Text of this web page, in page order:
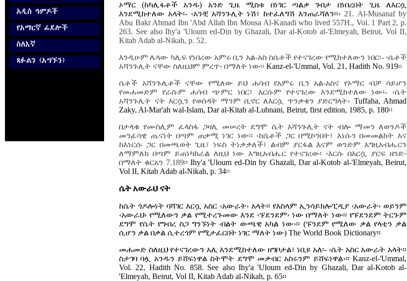
ኦማር (ከካሊፋቶች አንዱ) አንድ ጊዜ ሚስቱ በነገር ጣልቃ ገብታ በነበረበት ጊዜ ለእርሷ
እንደሚከተለው አላት፡- ‹አንቺ አሻንጉሊት ነሽ፣ ከተፈለግሽ እንጠራሻለን፡፡› 21. Al-Musanaf by
Abu Bakr Ahmad Ibn 'Abd Allah Ibn Mousa Al-Kanadi who lived 557H., Vol. 1 Part 2, p.
263. See also Ihy'a 'Uloum ed-Din by Ghazali, Dar al-Kotob al-'Elmeyah, Beirut, Vol II,
Kitab Adab al-Nikah, p. 52.
እንዲሁም ሌላው ካሊፍ የነበረው አምሩ ቢን አል-አስ ስሴቶች የተናገረው የሚከተለውን ነበር፡- ‹ሴቶች
አሻንጉሊት ናቸው ስለዚህም ምረጥ› በማለት ነው፡፡ Kanz-el-'Ummal, Vol. 21, Hadith No. 919፡፡
ሴቶች አሻንጉሊቶች ናቸው የሚለው ይህ ሐሳብ የአምሩ ቢን አል-አስና የኦማር ብቻ ሳይሆን
የመሐመድም የራሱም ሐሳብ ጭምር ነበር፣ እርሱም የተናገረው እንደሚከተለው ነው፡- ‹ሴት
አሻንጉሊት ናት እርሷን የወሰዳት ማንም ቢኖር ለእርሷ ጥንቃቄን ያድርግላት› Tuffaha, Ahmad
Zaky, Al-Mar'ah wal-Islam, Dar al-Kitab al-Lubnani, Beirut, first edition, 1985, p. 180፡፡
በታላቁ የሙስሊም ፈላስፋ ጋዛሊ መሠረት ደግሞ ሴት አሻንጉሊት ናት ብሎ ማመን ለወንዶች
መንፈሳዊ ጤናነት በጣም ጠቃሚ ነገር ነው፡፡ ‹ከሴቶች ጋር በሚኮንበት፣ እነሱን በመመልከት እና
ከእነርሱ ጋር በመጫወት ጊዜ፣ ነፍስ ትነቃቃለች፣ ልብም ያርፋል እናም ወንድም እግዚአብሔርን
ለማምለክ በጣም ይጠነካከራል ለዚህ ነው እግዚአብሔር የተናገረው፡ ‹እርሱ በእርሷ ያርፍ ዘንድ›
በማለት ቁርአን 7.189፡፡Ihy'a 'Uloum ed-Din by Ghazali, Dar al-Kotob al-'Elmeyah, Beirut,
Vol II, Kitab Adab al-Nikah, p. 34፡፡
ሴት አውራህ ናት
ከሴት ጎዶሎነት ባሻገር እርሷ አስር ‹አውራት› አላት፡፡ የእስላም ኢንሳይክሎፒዲያ ‹አውራት› ወይንም
‹አውራህ› የሚለውን ቃል የሚተረጉመው እንደ ‹ፑደንደም› ነው በማለት ነው፡፡ የፑደንደም ትርጉም
ደግሞ የሴት የግብረ ስጋ ግንኙነት ብልት ውጫዊ አካል ነው›፡፡ (ፑንደም የሚለው ቃል የላቲን ቃል
ሲሆን ቃል በቃል ሲተረጎም የሚታፈርበት ነገር ማለት ነው) The World Book Dictionary፡፡
መሐመድ ስለዚህ የተናገረውን አሊ እንደሚከተለው ዘግቦታል፣ ነቢዩ አለ፡- ‹ሴት አስር አውራት አላት፡፡
ስታገባ ባሏ አንዱን ይሸፍነዋል ስትሞት ደግሞ መቃብር አስሩንም ይሸፍነዋል›፡፡ Kanz-el-'Ummal,
Vol. 22, Hadith No. 858. See also Ihy'a 'Uloum ed-Din by Ghazali, Dar al-Kotob al-
'Elmeyah, Beirut, Vol II, Kitab Adab al-Nikah, p. 65፡፡